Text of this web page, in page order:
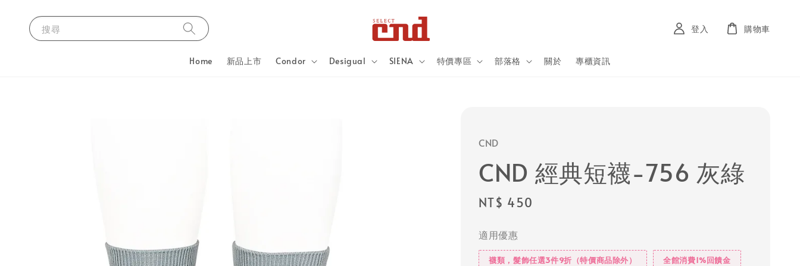
搜尋
Home 新品上市 Condor Desigual SIENA 特價專區 部落格 關於 專櫃資訊
登入 購物車
CND
CND 經典短襪-756 灰綠
Regular
NT$ 450
適用優惠
襪類，髮飾任選3件9折（特價商品除外） 全館消費1%回饋金